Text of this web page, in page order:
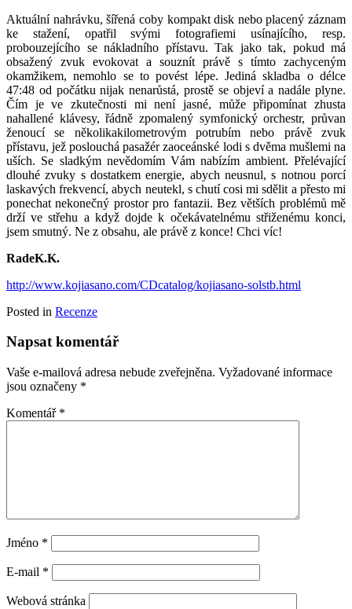
Aktuální nahrávku, šířená coby kompakt disk nebo placený záznam
ke stažení, opatřil svými fotografiemi usínajícího, resp.
probouzejícího se nákladního přístavu. Tak jako tak, pokud má
obsažený zvuk evokovat a souznít právě s tímto zachyceným
okamžikem, nemohlo se to povést lépe. Jediná skladba o délce
47:48 od počátku nijak nenarůstá, prostě se objeví a nadále plyne.
Čím je ve zkutečnosti mi není jasné, může připomínat zhusta
nahallené klávesy, řádně zpomalený symfonický orchestr, průvan
ženoucí se několikakilometrovým potrubím nebo právě zvuk
přístavu, jež poslouchá pasažér zaoceánské lodi s dvěma mušlemi na
uších. Se sladkým nevědomím Vám nabízím ambient. Přelévající
dlouhé zvuky s dostatkem energie, abych neusnul, s notnou porcí
laskavých frekvencí, abych neutekl, s chutí cosi mi sdělit a přesto mi
ponechat nekonečný prostor pro fantazii. Bez větších problémů mě
drží ve střehu a když dojde k očekávatelnému střiženému konci,
jsem smutný. Ne z obsahu, ale právě z konce! Chci víc!
RadeK.K.
http://www.kojiasano.com/CDcatalog/kojiasano-solstb.html
Posted in Recenze
Napsat komentář
Vaše e-mailová adresa nebude zveřejněna. Vyžadované informace
jsou označeny *
Komentář *
Jméno *
E-mail *
Webová stránka